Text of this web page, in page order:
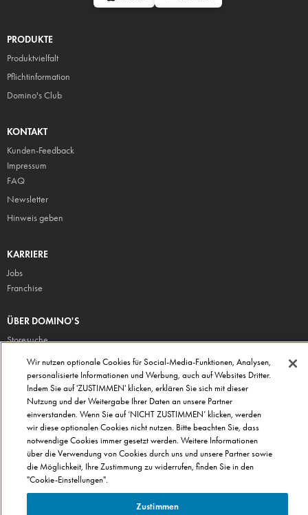
PRODUKTE
Produktvielfalt
Pflichtinformation
Domino's Club
KONTAKT
Kunden-Feedback
Impressum
FAQ
Newsletter
Hinweis geben
KARRIERE
Jobs
Franchise
ÜBER DOMINO'S
Storesuche
Presse
Domino's App
Unternehmen
Geschenkgutscheine
Cookie Einstellungen
Datenschutz
Allgemeine Geschäftsbedingungen
Wir nutzen optionale Cookies für Social-Media-Funktionen, Analysen,
personalisierte Informationen und Werbung, auch auf Websites Dritter.
Indem Sie auf 'ZUSTIMMEN' klicken, erklären Sie sich mit dieser
Nutzung und der Weitergabe Ihrer Daten an unsere Partner
einverstanden. Wenn Sie auf ‘NICHT ZUSTIMMEN’ klicken, werden
wir diese optionalen Cookies nicht nutzen. Bitte beachten Sie, dass
notwendige Cookies immer gesetzt werden. Weitere Informationen
über die Verwendung von Cookies durch uns und unsere Partner sowie
die Möglichkeit, Ihre Zustimmung zu widerrufen, finden Sie in den
"Cookie-Einstellungen".
Zustimmen